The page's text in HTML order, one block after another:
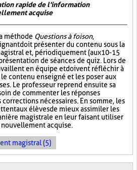
rapide de l'information
acquise
méthode Questions à foison,
doit présenter du contenu sous la
et, périodiquement (aux 10-15
de séances de quiz. Lors de
en équipe et doivent réfléchir à
contenu enseigné et les poser aux
Le professeur reprend ensuite sa
de commenter les réponses
nécessaires. En somme, les
aux élèves de mieux assimiler les
magistrale en leur faisant utiliser
acquise.
magistral (5)